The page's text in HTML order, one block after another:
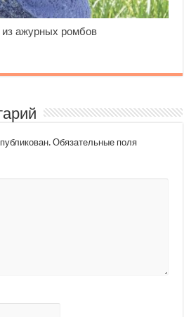
ажурных ромбов
Обязательные поля